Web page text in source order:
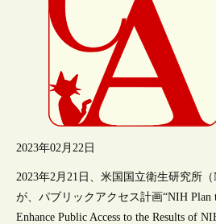
2023年02月22日
2023年2月21日、米国国立衛生研究所（
が、パブリックアクセス計画“NIH Plan
Enhance Public Access to the Results of